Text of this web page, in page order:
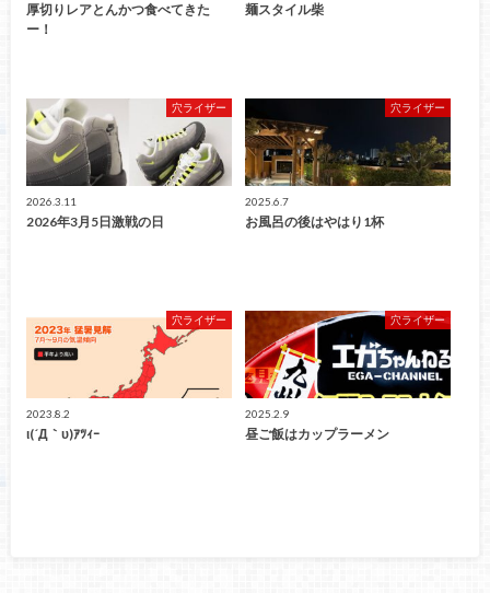
厚切りレアとんかつ食べてきた
ー！
麺スタイル柴
穴ライザー
2026.3.11
2026年3月5日激戦の日
穴ライザー
2025.6.7
お風呂の後はやはり1杯
穴ライザー
2023.8.2
ι(´Д｀υ)ｱﾂｨｰ
穴ライザー
2025.2.9
昼ご飯はカップラーメン